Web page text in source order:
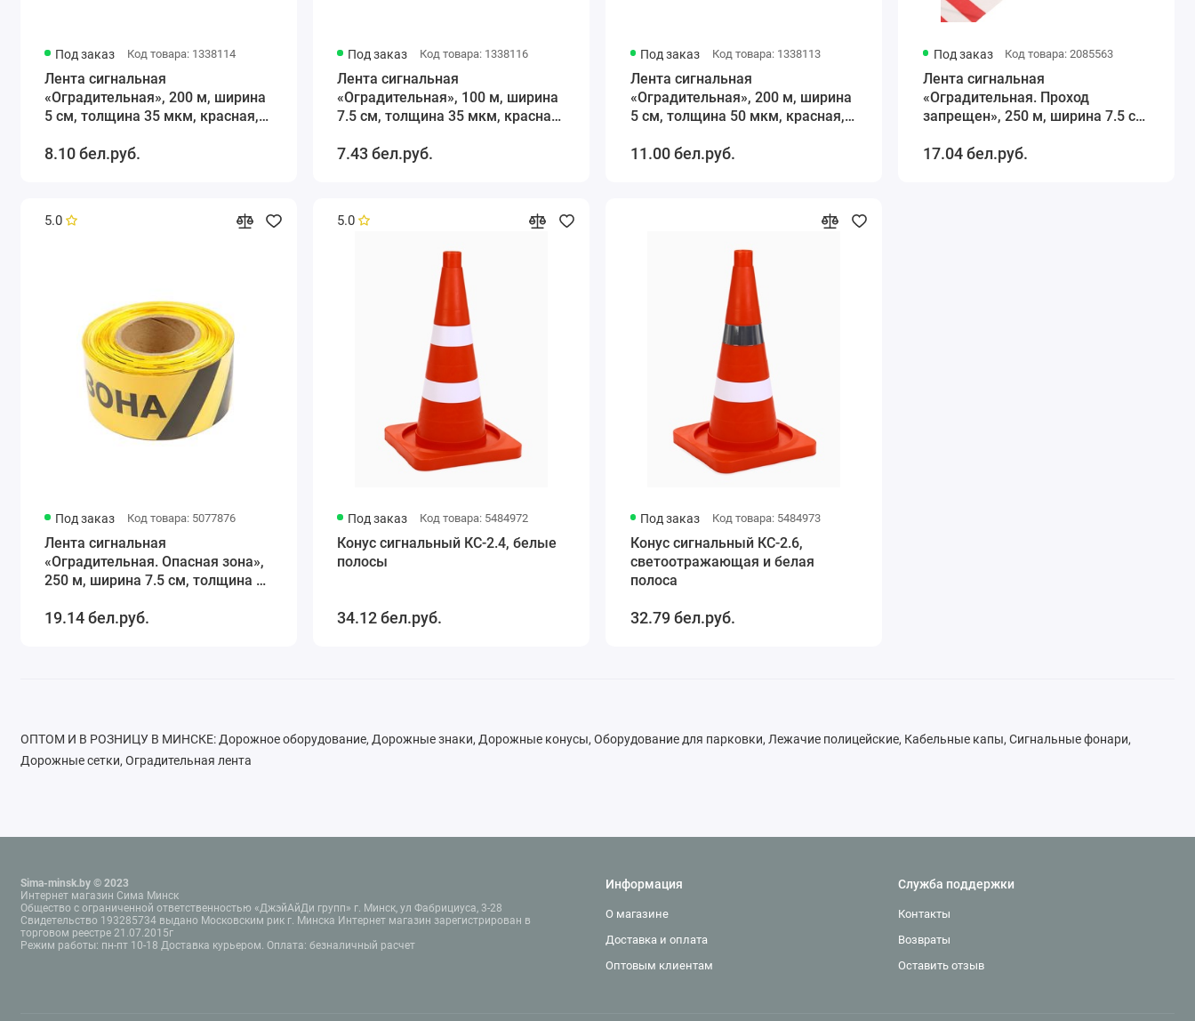
Под заказ Код товара: 1338114
Лента сигнальная
«Оградительная», 200 м, ширина
5 см, толщина 35 мкм, красная,
8.10 бел.руб.
Под заказ Код товара: 1338116
Лента сигнальная
«Оградительная», 100 м, ширина
7.5 см, толщина 35 мкм, красная,
7.43 бел.руб.
Под заказ Код товара: 1338113
Лента сигнальная
«Оградительная», 200 м, ширина
5 см, толщина 50 мкм, красная,
11.00 бел.руб.
Под заказ Код товара: 2085563
Лента сигнальная
«Оградительная. Проход
запрещен», 250 м, ширина 7.5 см,
17.04 бел.руб.
5.0
Под заказ Код товара: 5077876
Лента сигнальная
«Оградительная. Опасная зона»,
250 м, ширина 7.5 см, толщина 50
19.14 бел.руб.
5.0
Под заказ Код товара: 5484972
Конус сигнальный КС-2.4, белые
полосы
34.12 бел.руб.
Под заказ Код товара: 5484973
Конус сигнальный КС-2.6,
светоотражающая и белая
полоса
32.79 бел.руб.
ОПТОМ И В РОЗНИЦУ В МИНСКЕ: Дорожное оборудование, Дорожные знаки, Дорожные конусы, Оборудование для парковки, Лежачие полицейские, Кабельные капы, Сигнальные фонари,
Дорожные сетки, Оградительная лента
Sima-minsk.by © 2023
Интернет магазин Сима Минск
Общество с ограниченной ответственностью «ДжэйАйДи групп» г. Минск, ул Фабрициуса, 3-28
Свидетельство 193285734 выдано Московским рик г. Минска Интернет магазин зарегистрирован в
торговом реестре 21.07.2015г
Режим работы: пн-пт 10-18 Доставка курьером. Оплата: безналичный расчет
Информация
О магазине
Доставка и оплата
Оптовым клиентам
Служба поддержки
Контакты
Возвраты
Оставить отзыв